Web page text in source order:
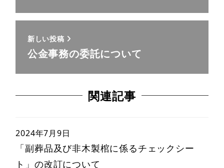
新しい投稿
公金事務の委託について
関連記事
「副葬品及び非木製棺に係るチェックシー
ト」の改訂について
2024年7月9日